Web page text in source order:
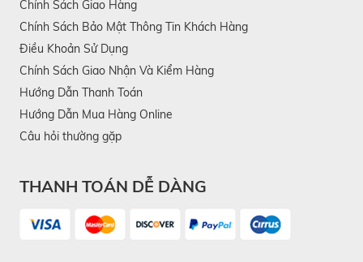
Chính Sách Giao Hàng
Chính Sách Bảo Mật Thông Tin Khách Hàng
Điều Khoản Sử Dụng
Chính Sách Giao Nhận Và Kiểm Hàng
Hướng Dẫn Thanh Toán
Hướng Dẫn Mua Hàng Online
Câu hỏi thường gặp
THANH TOÁN DỄ DÀNG